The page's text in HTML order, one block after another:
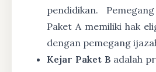
pendidikan.
Paket A memiliki hak
dengan pemegang
Kejar Paket B adalah